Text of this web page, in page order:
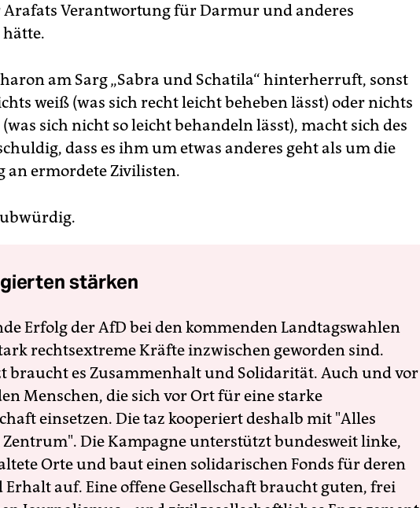
Arafats Verantwortung für Darmur und anderes
am Sarg „Sabra und Schatila“ hinterherruft, sonst
weiß (was sich recht leicht beheben lässt) oder nichts
sich nicht so leicht behandeln lässt), macht sich des
dass es ihm um etwas anderes geht als um die
an ermordete Zivilisten.
stärken
Erfolg der AfD bei den kommenden Landtagswahlen
rechtsextreme Kräfte inzwischen geworden sind.
braucht es Zusammenhalt und Solidarität. Auch und vor
Menschen, die sich vor Ort für eine starke
einsetzen. Die taz kooperiert deshalb mit "Alles
Die Kampagne unterstützt bundesweit linke,
Orte und baut einen solidarischen Fonds für deren
Erhalt auf. Eine offene Gesellschaft braucht guten, frei